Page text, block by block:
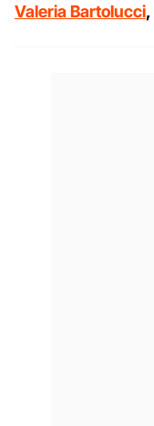
Valeria Bartolucci,